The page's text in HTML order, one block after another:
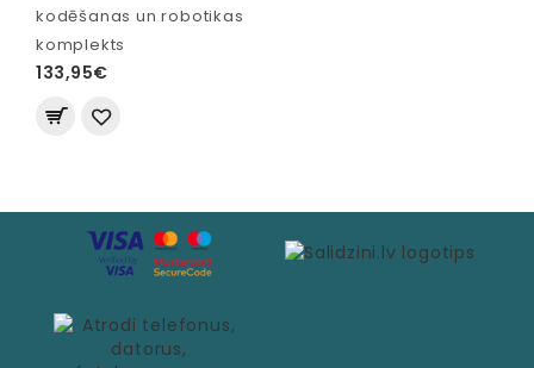
kodēšanas un robotikas
komplekts
133,95€